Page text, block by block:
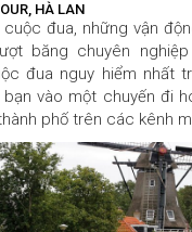
HÀ LAN
đua, những vận
băng chuyên
đua nguy hiểm nhất
vào một chuyến đi
phố trên các kênh